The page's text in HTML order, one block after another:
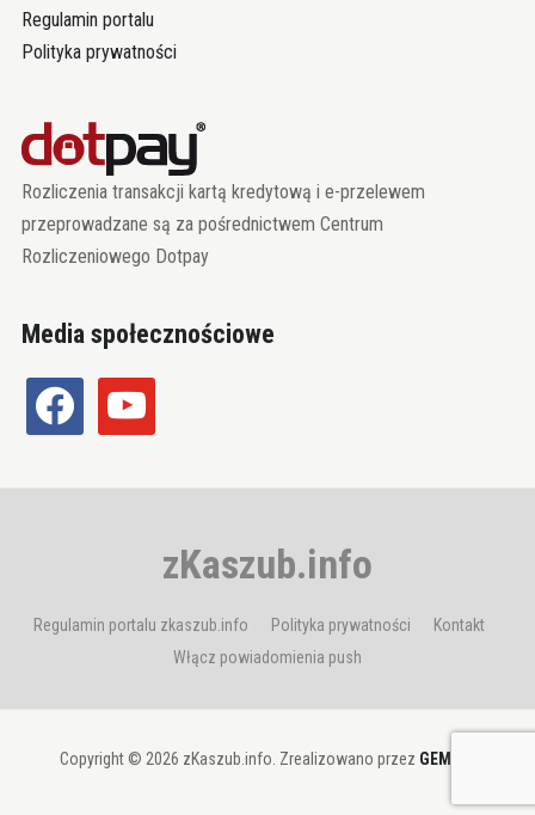
Regulamin portalu
Polityka prywatności
Rozliczenia transakcji kartą kredytową i e-przelewem
przeprowadzane są za pośrednictwem Centrum
Rozliczeniowego Dotpay
Media społecznościowe
facebook youtube
zKaszub.info
Regulamin portalu zkaszub.info Polityka prywatności
Kontakt
Włącz powiadomienia push
Copyright © 2026 zKaszub.info. Zrealizowano przez GEMBIT